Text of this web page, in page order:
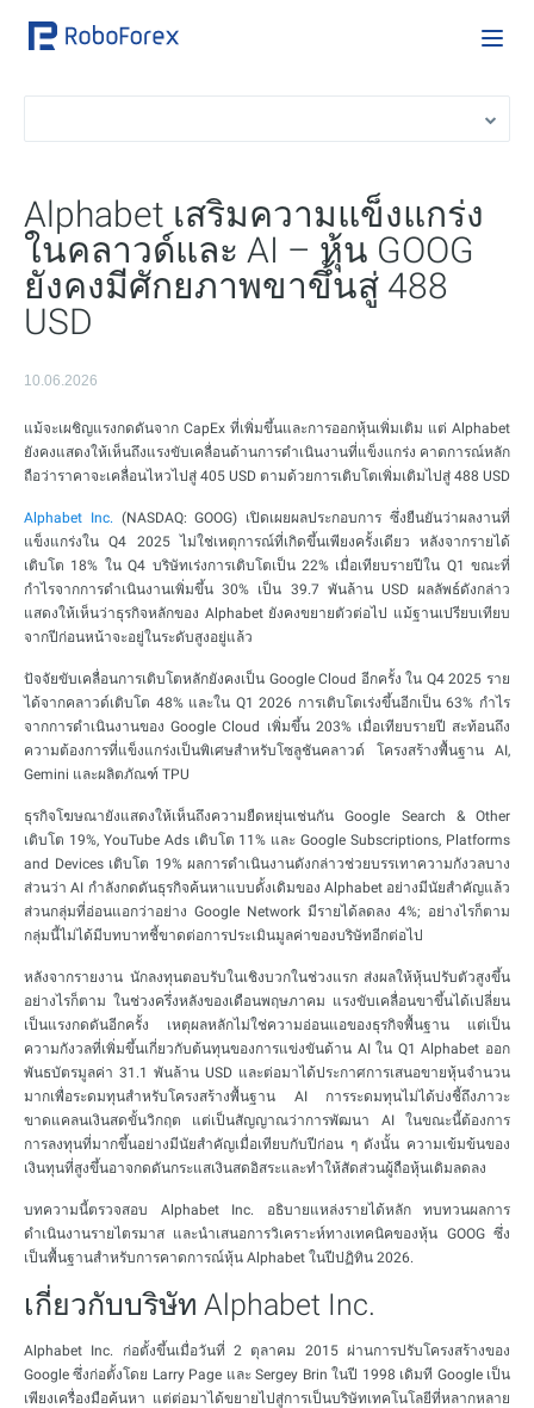
Alphabet เสริมความแข็งแกร่ง
ในคลาวด์และ AI – หุ้น GOOG
ยังคงมีศักยภาพขาขึ้นสู่ 488
USD
10.06.2026
แม้จะเผชิญแรงกดดันจาก CapEx ที่เพิ่มขึ้นและการออกหุ้นเพิ่มเติม แต่ Alphabet
ยังคงแสดงให้เห็นถึงแรงขับเคลื่อนด้านการดำเนินงานที่แข็งแกร่ง คาดการณ์หลัก
ถือว่าราคาจะเคลื่อนไหวไปสู่ 405 USD ตามด้วยการเติบโตเพิ่มเติมไปสู่ 488 USD
Alphabet Inc. (NASDAQ: GOOG) เปิดเผยผลประกอบการ ซึ่งยืนยันว่าผลงานที่
แข็งแกร่งใน Q4 2025 ไม่ใช่เหตุการณ์ที่เกิดขึ้นเพียงครั้งเดียว หลังจากรายได้
เติบโต 18% ใน Q4 บริษัทเร่งการเติบโตเป็น 22% เมื่อเทียบรายปีใน Q1 ขณะที่
กำไรจากการดำเนินงานเพิ่มขึ้น 30% เป็น 39.7 พันล้าน USD ผลลัพธ์ดังกล่าว
แสดงให้เห็นว่าธุรกิจหลักของ Alphabet ยังคงขยายตัวต่อไป แม้ฐานเปรียบเทียบ
จากปีก่อนหน้าจะอยู่ในระดับสูงอยู่แล้ว
ปัจจัยขับเคลื่อนการเติบโตหลักยังคงเป็น Google Cloud อีกครั้ง ใน Q4 2025 ราย
ได้จากคลาวด์เติบโต 48% และใน Q1 2026 การเติบโตเร่งขึ้นอีกเป็น 63% กำไร
จากการดำเนินงานของ Google Cloud เพิ่มขึ้น 203% เมื่อเทียบรายปี สะท้อนถึง
ความต้องการที่แข็งแกร่งเป็นพิเศษสำหรับโซลูชันคลาวด์ โครงสร้างพื้นฐาน AI,
Gemini และผลิตภัณฑ์ TPU
ธุรกิจโฆษณายังแสดงให้เห็นถึงความยืดหยุ่นเช่นกัน Google Search & Other
เติบโต 19%, YouTube Ads เติบโต 11% และ Google Subscriptions, Platforms
and Devices เติบโต 19% ผลการดำเนินงานดังกล่าวช่วยบรรเทาความกังวลบาง
ส่วนว่า AI กำลังกดดันธุรกิจค้นหาแบบดั้งเดิมของ Alphabet อย่างมีนัยสำคัญแล้ว
ส่วนกลุ่มที่อ่อนแอกว่าอย่าง Google Network มีรายได้ลดลง 4%; อย่างไรก็ตาม
กลุ่มนี้ไม่ได้มีบทบาทชี้ขาดต่อการประเมินมูลค่าของบริษัทอีกต่อไป
หลังจากรายงาน นักลงทุนตอบรับในเชิงบวกในช่วงแรก ส่งผลให้หุ้นปรับตัวสูงขึ้น
อย่างไรก็ตาม ในช่วงครึ่งหลังของเดือนพฤษภาคม แรงขับเคลื่อนขาขึ้นได้เปลี่ยน
เป็นแรงกดดันอีกครั้ง เหตุผลหลักไม่ใช่ความอ่อนแอของธุรกิจพื้นฐาน แต่เป็น
ความกังวลที่เพิ่มขึ้นเกี่ยวกับต้นทุนของการแข่งขันด้าน AI ใน Q1 Alphabet ออก
พันธบัตรมูลค่า 31.1 พันล้าน USD และต่อมาได้ประกาศการเสนอขายหุ้นจำนวน
มากเพื่อระดมทุนสำหรับโครงสร้างพื้นฐาน AI การระดมทุนไม่ได้บ่งชี้ถึงภาวะ
ขาดแคลนเงินสดขั้นวิกฤต แต่เป็นสัญญาณว่าการพัฒนา AI ในขณะนี้ต้องการ
การลงทุนที่มากขึ้นอย่างมีนัยสำคัญเมื่อเทียบกับปีก่อน ๆ ดังนั้น ความเข้มข้นของ
เงินทุนที่สูงขึ้นอาจกดดันกระแสเงินสดอิสระและทำให้สัดส่วนผู้ถือหุ้นเดิมลดลง
บทความนี้ตรวจสอบ Alphabet Inc. อธิบายแหล่งรายได้หลัก ทบทวนผลการ
ดำเนินงานรายไตรมาส และนำเสนอการวิเคราะห์ทางเทคนิคของหุ้น GOOG ซึ่ง
เป็นพื้นฐานสำหรับการคาดการณ์หุ้น Alphabet ในปีปฏิทิน 2026.
เกี่ยวกับบริษัท Alphabet Inc.
Alphabet Inc. ก่อตั้งขึ้นเมื่อวันที่ 2 ตุลาคม 2015 ผ่านการปรับโครงสร้างของ
Google ซึ่งก่อตั้งโดย Larry Page และ Sergey Brin ในปี 1998 เดิมที Google เป็น
เพียงเครื่องมือค้นหา แต่ต่อมาได้ขยายไปสู่การเป็นบริษัทเทคโนโลยีที่หลากหลาย